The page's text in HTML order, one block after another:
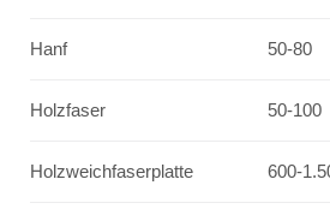
Hanf 50-80
Holzfaser 50-100
Holzweichfaserplatte 600-